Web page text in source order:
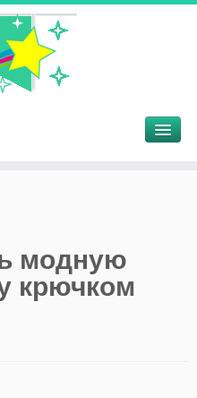
модную
крючком